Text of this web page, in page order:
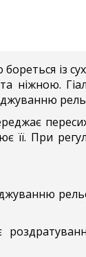
із
ніжною.
При